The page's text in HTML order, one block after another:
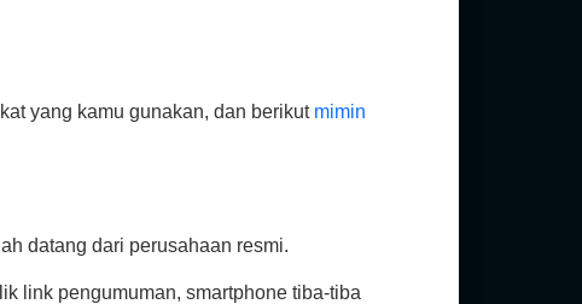
yang kamu gunakan, dan berikut mimin
datang dari perusahaan resmi.
link pengumuman, smartphone tiba-tiba